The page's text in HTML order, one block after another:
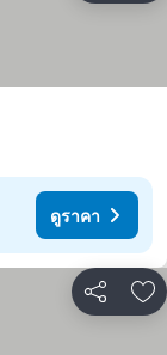
ดูราคา
แชร์ เ